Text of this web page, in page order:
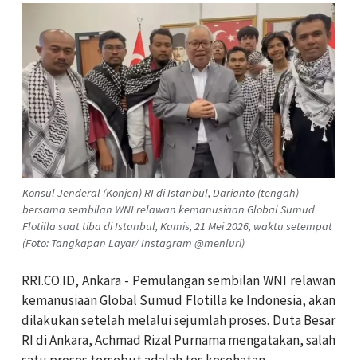
Konsul Jenderal (Konjen) RI di Istanbul, Darianto (tengah)
bersama sembilan WNI relawan kemanusiaan Global Sumud
Flotilla saat tiba di Istanbul, Kamis, 21 Mei 2026, waktu setempat
(Foto: Tangkapan Layar/ Instagram @menluri)
RRI.CO.ID, Ankara - Pemulangan sembilan WNI relawan
kemanusiaan Global Sumud Flotilla ke Indonesia, akan
dilakukan setelah melalui sejumlah proses. Duta Besar
RI di Ankara, Achmad Rizal Purnama mengatakan, salah